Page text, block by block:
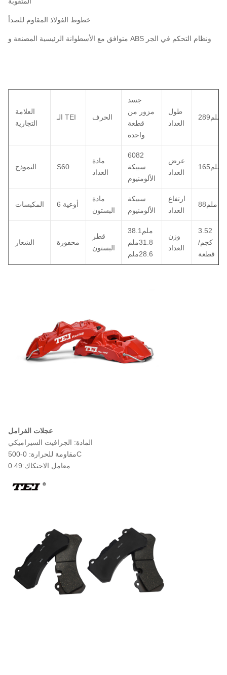
خطوط الفولاذ المقاوم للصدأ
متوافق مع الأسطوانة الرئيسية المصنعة و ABS ونظام التحكم في الجر
العلامة
التجارية
الـ TEI الحرف
جسد
مزور من
قطعة
واحدة
طول
العداد
289ملم
النموذج S60
مادة
العداد
6082
سبيكة
الألومنيوم
عرض
العداد
165ملم
المكبسات 6 أوعية
مادة
البستون
سبيكة
الألومنيوم
ارتفاع
العداد
88ملم
الشعار محفورة
قطر
البستون
38.1ملم
31.8ملم
28.6ملم
وزن
العداد
3.52
كجم/
قطعة
عجلات الفرامل
المادة: الجرافيت السيراميكي
مقاومة للحرارة: 0-500C
معامل الاحتكاك:0.49